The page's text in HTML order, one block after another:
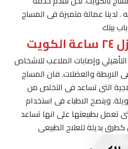
. لدينا عمالة متميزة فى المساج
وإصابات الملاعب للاشخاص
والعضلات. فان المساج
التى تساعد فى التخلص من
وينصح الاطباء فى استخدام
بطبيعتها على انها تساعد
بديلة للعلاج الطبيعى